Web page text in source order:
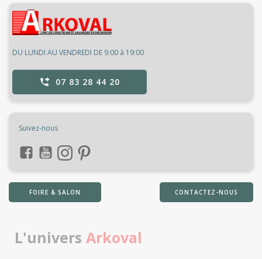
DU LUNDI AU VENDREDI DE 9:00 à 19:00
07 83 28 44 20
Suivez-nous
FOIRE & SALON CONTACTEZ-NOUS
L'univers Arkoval